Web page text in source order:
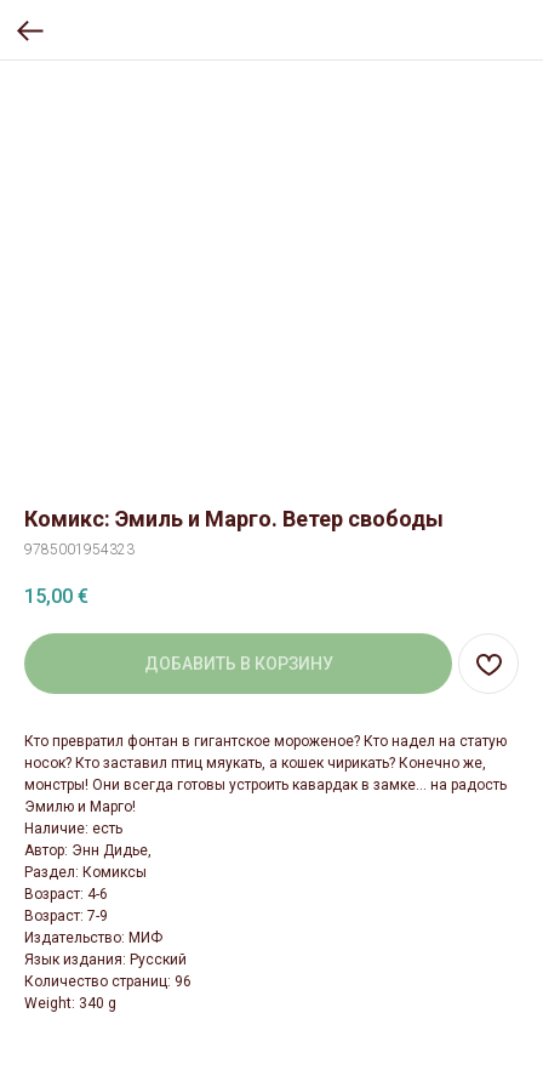
Комикс: Эмиль и Марго. Ветер свободы
9785001954323
15,00 €
ДОБАВИТЬ В КОРЗИНУ
Кто превратил фонтан в гигантское мороженое? Кто надел на статую
носок? Кто заставил птиц мяукать, а кошек чирикать? Конечно же,
монстры! Они всегда готовы устроить кавардак в замке… на радость
Эмилю и Марго!
Наличие: есть
Автор: Энн Дидье,
Раздел: Комиксы
Возраст: 4-6
Возраст: 7-9
Издательство: МИФ
Язык издания: Русский
Количество страниц: 96
Weight: 340 g